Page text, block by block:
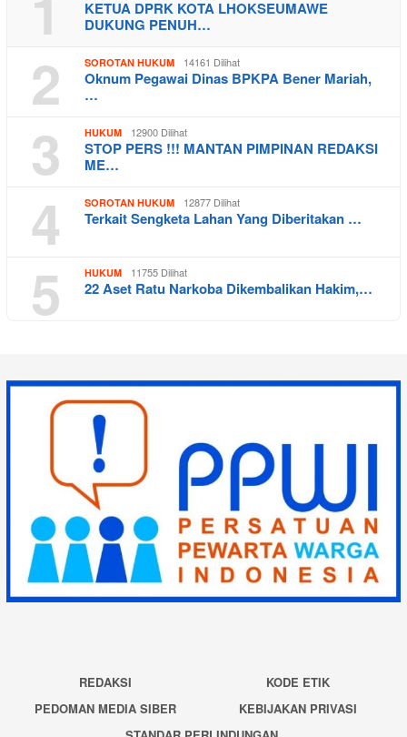
KETUA DPRK KOTA LHOKSEUMAWE
DUKUNG PENUH…
2 SOROTAN HUKUM 14161 Dilihat
Oknum Pegawai Dinas BPKPA Bener Mariah,
…
3 HUKUM 12900 Dilihat
STOP PERS !!! MANTAN PIMPINAN REDAKSI
ME…
4 SOROTAN HUKUM 12877 Dilihat
Terkait Sengketa Lahan Yang Diberitakan …
5 HUKUM 11755 Dilihat
22 Aset Ratu Narkoba Dikembalikan Hakim,…
REDAKSI
KODE ETIK
PEDOMAN MEDIA SIBER
KEBIJAKAN PRIVASI